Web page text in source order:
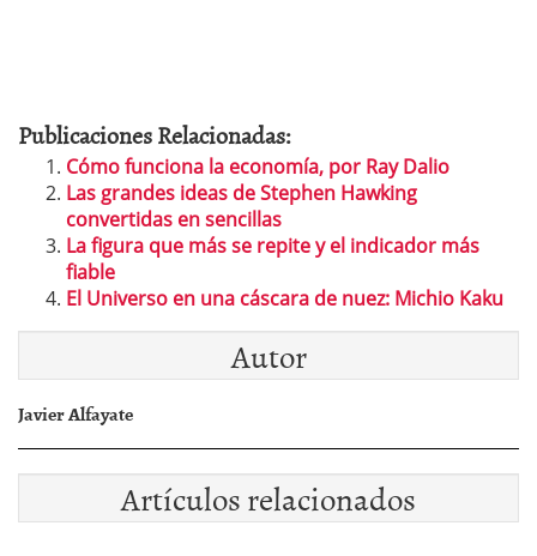
Publicaciones Relacionadas:
Cómo funciona la economía, por Ray Dalio
Las grandes ideas de Stephen Hawking
convertidas en sencillas
La figura que más se repite y el indicador más
fiable
El Universo en una cáscara de nuez: Michio Kaku
Autor
Javier Alfayate
Artículos relacionados